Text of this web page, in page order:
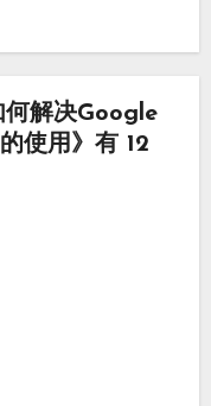
何解决Google
使用》有 12